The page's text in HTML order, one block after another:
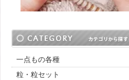
一点もの各種
粒・粒セット